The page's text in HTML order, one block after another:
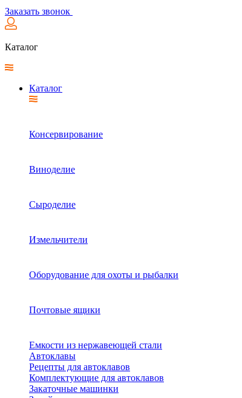
Заказать звонок
Каталог
Каталог
Консервирование
Виноделие
Сыроделие
Измельчители
Оборудование для охоты и рыбалки
Почтовые ящики
Емкости из нержавеющей стали
Автоклавы
Рецепты для автоклавов
Комплектующие для автоклавов
Закаточные машинки